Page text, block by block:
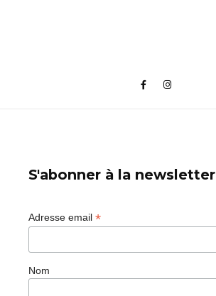
S'abonner à la newsletter
Adresse email *
Nom